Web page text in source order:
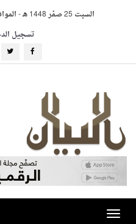
السبت 25 صفر 1448 هـ -الموافق2026/08/08م
تسجيل الدخول
Toggle